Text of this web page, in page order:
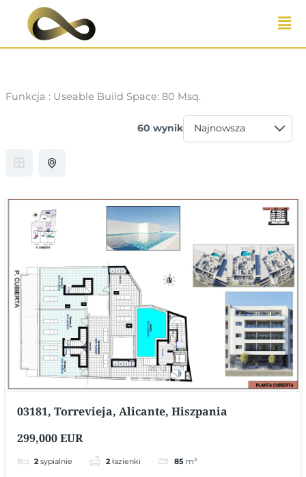
Przejdź
Funkcja : Useable Build Space: 80 Msq.
60 wynik
03181, Torrevieja, Alicante, Hiszpania
299,000 EUR
2 sypialnie 2 łazienki 85 m²